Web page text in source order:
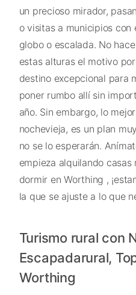
un precioso mirador,
o visitas a municipios con
globo o escalada. No
estas alturas el motivo
destino excepcional para
poner rumbo allí sin
año. Sin embargo, lo
nochevieja, es un plan
no se lo esperarán.
empieza alquilando
dormir en Worthing ,
la que se ajuste a lo que
Turismo rural con
Escapadarural,
Worthing